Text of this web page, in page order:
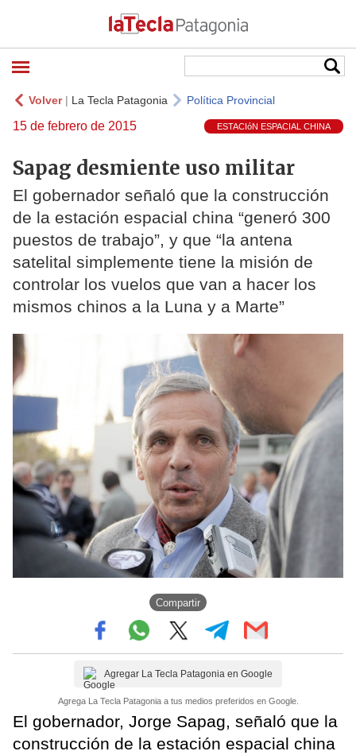
Volver| La Tecla Patagonia Política Provincial
15 de febrero de 2015 ESTACIóN ESPACIAL CHINA
Sapag desmiente uso militar
El gobernador señaló que la construcción
de la estación espacial china “generó 300
puestos de trabajo”, y que “la antena
satelital simplemente tiene la misión de
controlar los vuelos que van a hacer los
mismos chinos a la Luna y a Marte”
Compartir
Agregar La Tecla Patagonia en Google
Agrega La Tecla Patagonia a tus medios preferidos en Google.
El gobernador, Jorge Sapag, señaló que la
construcción de la estación espacial china